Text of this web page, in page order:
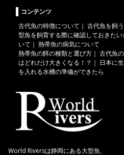
コンテンツ
古代魚の特徴について ｜ 古代魚を飼
型魚を飼育する際に確認しておきたい
いて ｜ 熱帯魚の病気について
熱帯魚の餌の種類と選び方 ｜ 古代魚
はどれだけ大きくなる！？ ｜ 日本に
を入れる水槽の準備ができたら
World Riversは静岡にある大型魚、